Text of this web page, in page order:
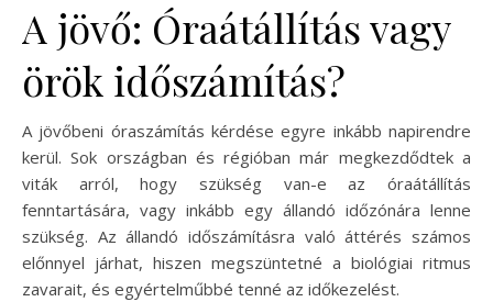
A jövő: Óraátállítás vagy
örök időszámítás?
A jövőbeni óraszámítás kérdése egyre inkább napirendre
kerül. Sok országban és régióban már megkezdődtek a
viták arról, hogy szükség van-e az óraátállítás
fenntartására, vagy inkább egy állandó időzónára lenne
szükség. Az állandó időszámításra való áttérés számos
előnnyel járhat, hiszen megszüntetné a biológiai ritmus
zavarait, és egyértelműbbé tenné az időkezelést.